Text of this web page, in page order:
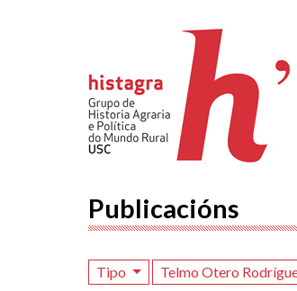
Publicacións
Tipo Telmo Otero